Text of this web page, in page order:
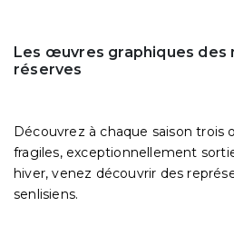
Les œuvres graphiques des
réserves
Découvrez à chaque saison trois
fragiles, exceptionnellement
hiver, venez découvrir des
senlisiens.